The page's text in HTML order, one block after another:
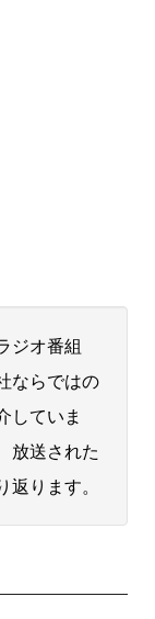
ジオ番組
ならではの
していま
放送された
ります。